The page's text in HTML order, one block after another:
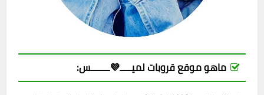
ماهو موقع قروبات لميـــــ💜ــــــــس: